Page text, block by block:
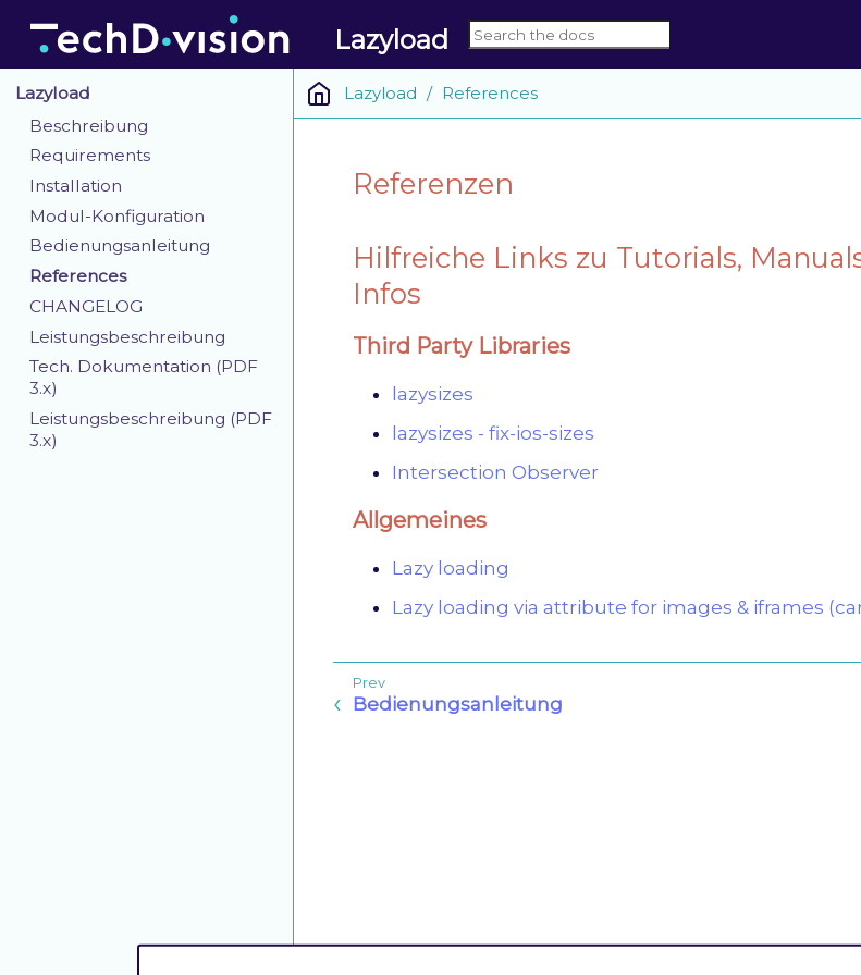
Lazyload
Lazyload
Beschreibung
Requirements
Installation
Modul-Konfiguration
Bedienungsanleitung
References
CHANGELOG
Leistungsbeschreibung
Tech. Dokumentation (PDF
3.x)
Leistungsbeschreibung (PDF
3.x)
Lazyload References
Referenzen
Hilfreiche Links zu Tutorials,
Infos
Third Party Libraries
lazysizes
lazysizes - fix-ios-sizes
Intersection Observer
Allgemeines
Lazy loading
Lazy loading via attribute for images & iframes
Bedienungsanleitung